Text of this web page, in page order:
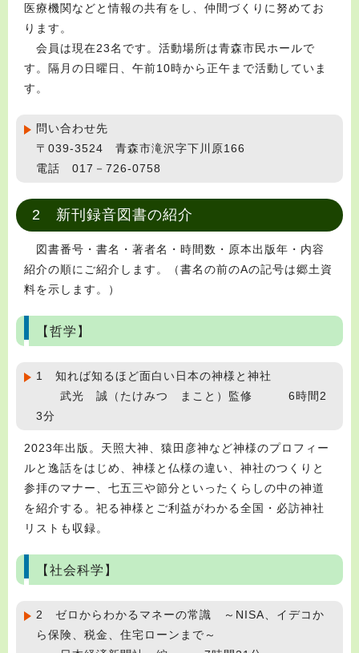
医療機関などと情報の共有をし、仲間づくりに努めてお
ります。
会員は現在23名です。活動場所は青森市民ホールで
す。隔月の日曜日、午前10時から正午まで活動していま
す。
問い合わせ先
〒039-3524 青森市滝沢字下川原166
電話 017－726-0758
2 新刊録音図書の紹介
図書番号・書名・著者名・時間数・原本出版年・内容
紹介の順にご紹介します。（書名の前のAの記号は郷土資
料を示します。）
【哲学】
1 知れば知るほど面白い日本の神様と神社
武光 誠（たけみつ まこと）監修 6時間2
3分
2023年出版。天照大神、猿田彦神など神様のプロフィー
ルと逸話をはじめ、神様と仏様の違い、神社のつくりと
参拝のマナー、七五三や節分といったくらしの中の神道
を紹介する。祀る神様とご利益がわかる全国・必訪神社
リストも収録。
【社会科学】
2 ゼロからわかるマネーの常識 ～NISA、イデコか
ら保険、税金、住宅ローンまで～